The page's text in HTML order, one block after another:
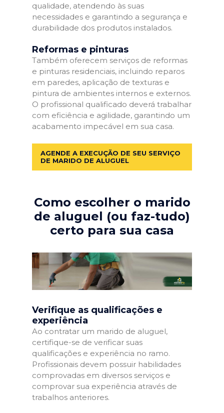
qualidade, atendendo às suas
necessidades e garantindo a segurança e
durabilidade dos produtos instalados.
Reformas e pinturas
Também oferecem serviços de reformas
e pinturas residenciais, incluindo reparos
em paredes, aplicação de texturas e
pintura de ambientes internos e externos.
O profissional qualificado deverá trabalhar
com eficiência e agilidade, garantindo um
acabamento impecável em sua casa.
AGENDE A EXECUÇÃO DE SEU SERVIÇO
DE MARIDO DE ALUGUEL
Como escolher o marido
de aluguel (ou faz-tudo)
certo para sua casa
Verifique as qualificações e
experiência
Ao contratar um marido de aluguel,
certifique-se de verificar suas
qualificações e experiência no ramo.
Profissionais devem possuir habilidades
comprovadas em diversos serviços e
comprovar sua experiência através de
trabalhos anteriores.